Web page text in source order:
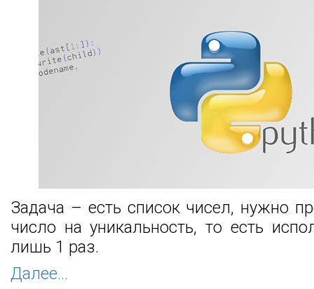
Задача – есть список чисел, нужно
число на уникальность, то есть
лишь 1 раз.
Далее...